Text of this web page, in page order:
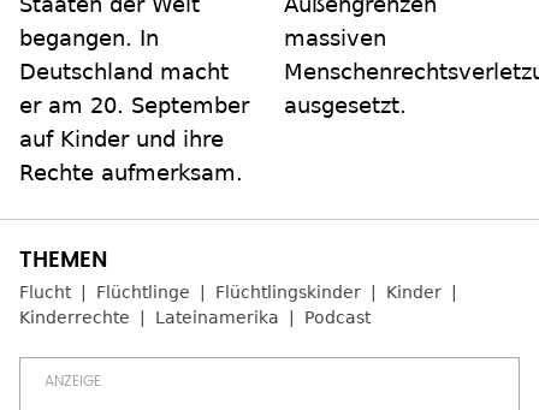
begangen. In
Deutschland macht
er am 20. September
auf Kinder und ihre
Rechte aufmerksam.
massiven
ausgesetzt.
Flucht Flüchtlinge Flüchtlingskinder
Kinder
Kinderrechte
Lateinamerika Podcast